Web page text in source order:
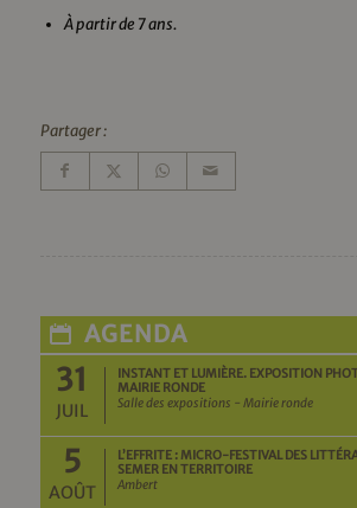
À partir de 7 ans.
Partager :
AGENDA
31
JUIL
INSTANT ET LUMIÈRE. EXPOSITION
MAIRIE RONDE
Salle des expositions - Mairie ronde
5
AOÛT
L’EFFRITE : MICRO-FESTIVAL DES
SEMER EN TERRITOIRE
Ambert